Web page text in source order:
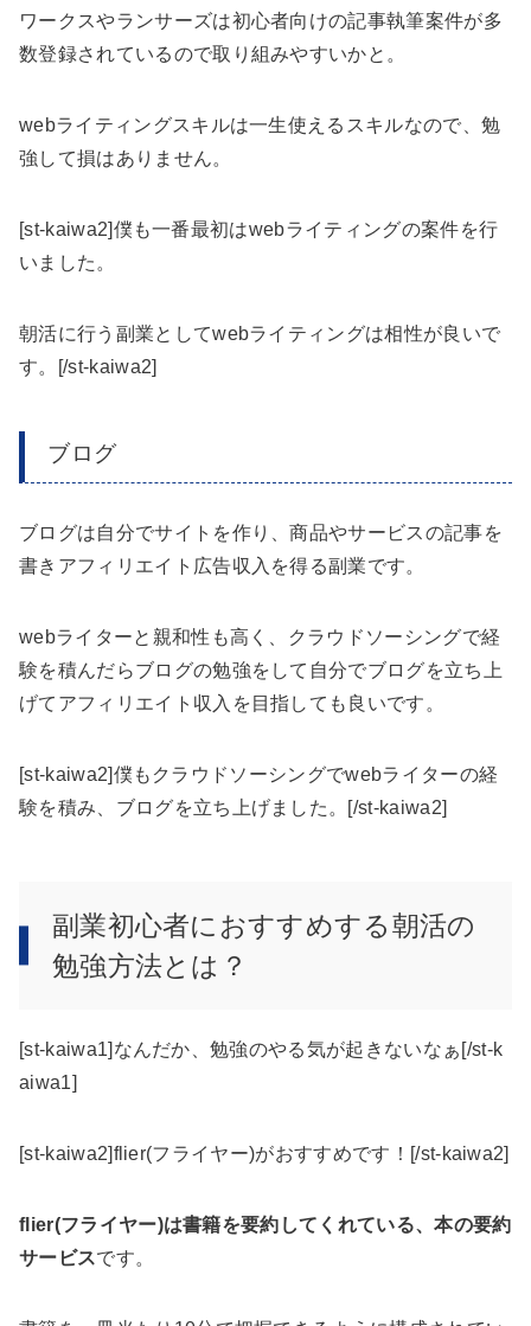
ワークスやランサーズは初心者向けの記事執筆案件が多
数登録されているので取り組みやすいかと。
webライティングスキルは一生使えるスキルなので、勉
強して損はありません。
[st-kaiwa2]僕も一番最初はwebライティングの案件を行
いました。
朝活に行う副業としてwebライティングは相性が良いで
す。[/st-kaiwa2]
ブログ
ブログは自分でサイトを作り、商品やサービスの記事を
書きアフィリエイト広告収入を得る副業です。
webライターと親和性も高く、クラウドソーシングで経
験を積んだらブログの勉強をして自分でブログを立ち上
げてアフィリエイト収入を目指しても良いです。
[st-kaiwa2]僕もクラウドソーシングでwebライターの経
験を積み、ブログを立ち上げました。[/st-kaiwa2]
副業初心者におすすめする朝活の
勉強方法とは？
[st-kaiwa1]なんだか、勉強のやる気が起きないなぁ[/st-k
aiwa1]
[st-kaiwa2]flier(フライヤー)がおすすめです！[/st-kaiwa2]
flier(フライヤー)は書籍を要約してくれている、本の要約
サービスです。